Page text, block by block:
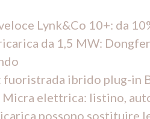
Lynk&Co 10+: da
da 1,5 MW:
fuoristrada ibrido plug-in
Micra elettrica: listino,
possono sostituire